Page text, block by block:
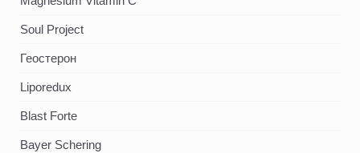
Soul Project
Геостерон
Liporedux
Blast Forte
Bayer Schering